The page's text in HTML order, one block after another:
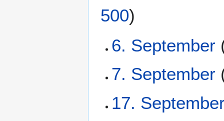
500)
6. September
7. September
17.